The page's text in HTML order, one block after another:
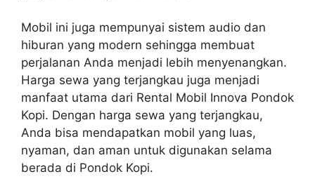
Mobil ini juga mempunyai sistem audio dan
hiburan yang modern sehingga membuat
perjalanan Anda menjadi lebih menyenangkan.
Harga sewa yang terjangkau juga menjadi
manfaat utama dari Rental Mobil Innova Pondok
Kopi. Dengan harga sewa yang terjangkau,
Anda bisa mendapatkan mobil yang luas,
nyaman, dan aman untuk digunakan selama
berada di Pondok Kopi.